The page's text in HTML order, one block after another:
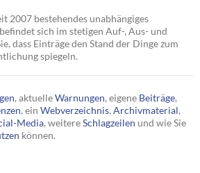
2007 bestehendes unabhängiges
sich im stetigen Auf-, Aus- und
dass Einträge den Stand der Dinge zum
spiegeln.
, aktuelleWarnungen, eigene Beiträge,
, ein Webverzeichnis, Archivmaterial,
Media, weitereSchlagzeilen und wie Sie
können.